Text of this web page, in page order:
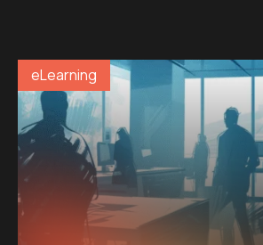
eLearning